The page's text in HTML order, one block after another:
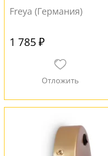
Freya (Германия)
1 785 ₽